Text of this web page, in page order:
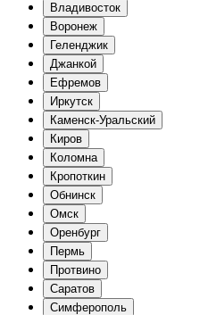
Владивосток
Воронеж
Геленджик
Джанкой
Ефремов
Иркутск
Каменск-Уральский
Киров
Коломна
Кропоткин
Обнинск
Омск
Оренбург
Пермь
Протвино
Саратов
Симферополь